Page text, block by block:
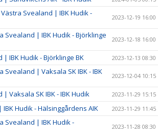
Svealand | IBK Hudik -
2023-12-19 16:00
Svealand | IBK Hudik - Björklinge
2023-12-18 16:00
| IBK Hudik - Björklinge BK 2023-12-13 08:30
Svealand | Vaksala SK IBK - IBK
2023-12-04 10:15
Vaksala SK IBK - IBK Hudik 2023-11-29 15:15
Hudik - Hälsinggårdens AIK 2023-11-29 11:45
Svealand | IBK Hudik -
2023-11-28 08:30